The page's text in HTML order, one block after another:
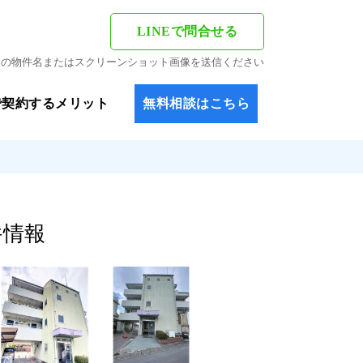
LINEで問合せる
物件名またはスクリーンショット画像を送信ください
約するメリット 無料相談はこちら
報